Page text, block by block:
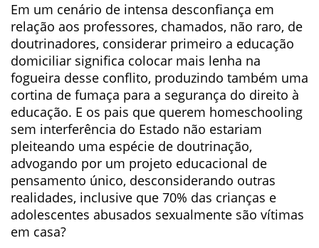
Em um cenário de intensa desconfiança em
relação aos professores, chamados, não raro, de
doutrinadores, considerar primeiro a educação
domiciliar significa colocar mais lenha na
fogueira desse conflito, produzindo também uma
cortina de fumaça para a segurança do direito à
educação. E os pais que querem homeschooling
sem interferência do Estado não estariam
pleiteando uma espécie de doutrinação,
advogando por um projeto educacional de
pensamento único, desconsiderando outras
realidades, inclusive que 70% das crianças e
adolescentes abusados sexualmente são vítimas
em casa?